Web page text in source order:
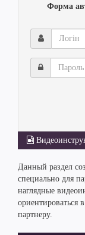
Форма
Логін
Пароль
Данный раздел
специально для
наглядные
ориентироваться
партнеру.